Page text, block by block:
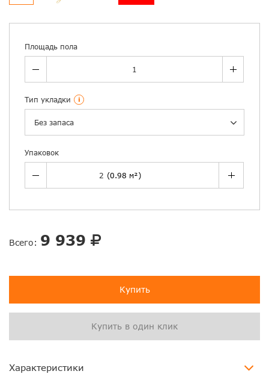
Площадь пола
Тип укладки i
Без запаса
Упаковок
Всего: 9 939
Купить
Купить в один клик
Характеристики